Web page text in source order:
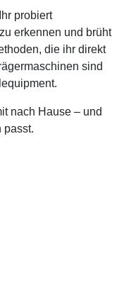
probiert
erkennen und brüht
die ihr direkt
sind
nach Hause – und
passt.